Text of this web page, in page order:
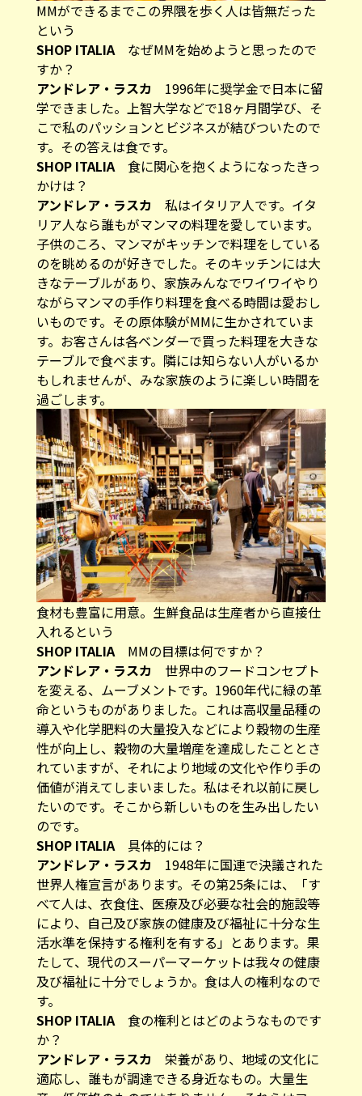
MMができるまでこの界隈を歩く人は皆無だった
という
SHOP ITALIAなぜMMを始めようと思ったので
すか？
アンドレア・ラスカ 1996年に奨学金で日本に留
学できました。上智大学などで18ヶ月間学び、そ
こで私のパッションとビジネスが結びついたので
す。その答えは食です。
SHOP ITALIA食に関心を抱くようになったきっ
かけは？
アンドレア・ラスカ 私はイタリア人です。イタ
リア人なら誰もがマンマの料理を愛しています。
子供のころ、マンマがキッチンで料理をしている
のを眺めるのが好きでした。そのキッチンには大
きなテーブルがあり、家族みんなでワイワイやり
ながらマンマの手作り料理を食べる時間は愛おし
いものです。その原体験がMMに生かされていま
す。お客さんは各ベンダーで買った料理を大きな
テーブルで食べます。隣には知らない人がいるか
もしれませんが、みな家族のように楽しい時間を
過ごします。
食材も豊富に用意。生鮮食品は生産者から直接仕
入れるという
SHOP ITALIAMMの目標は何ですか？
アンドレア・ラスカ 世界中のフードコンセプト
を変える、ムーブメントです。1960年代に緑の革
命というものがありました。これは高収量品種の
導入や化学肥料の大量投入などにより穀物の生産
性が向上し、穀物の大量増産を達成したこととさ
れていますが、それにより地域の文化や作り手の
価値が消えてしまいました。私はそれ以前に戻し
たいのです。そこから新しいものを生み出したい
のです。
SHOP ITALIA具体的には？
アンドレア・ラスカ 1948年に国連で決議された
世界人権宣言があります。その第25条には、「す
べて人は、衣食住、医療及び必要な社会的施設等
により、自己及び家族の健康及び福祉に十分な生
活水準を保持する権利を有する」とあります。果
たして、現代のスーパーマーケットは我々の健康
及び福祉に十分でしょうか。食は人の権利なので
す。
SHOP ITALIA食の権利とはどのようなものです
か？
アンドレア・ラスカ 栄養があり、地域の文化に
適応し、誰もが調達できる身近なもの。大量生